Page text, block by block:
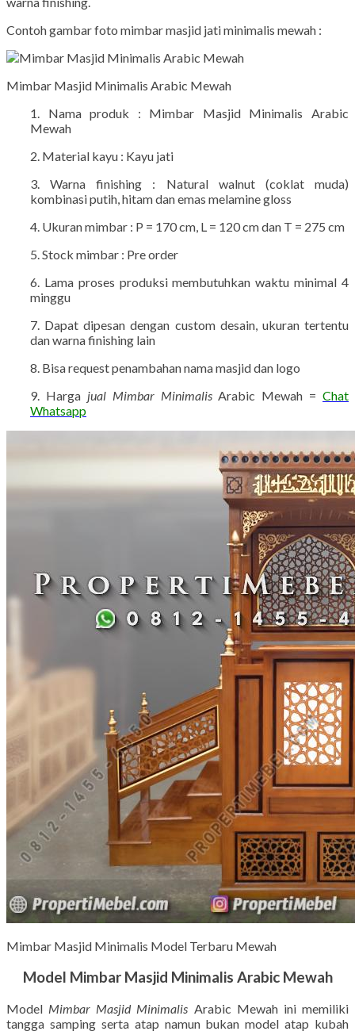
Contoh gambar foto mimbar masjid jati minimalis mewah :
Mimbar Masjid Minimalis Arabic Mewah
1. Nama produk : Mimbar Masjid Minimalis Arabic
Mewah
2. Material kayu : Kayu jati
3. Warna finishing : Natural walnut (coklat muda)
kombinasi putih, hitam dan emas melamine gloss
4. Ukuran mimbar : P = 170 cm, L = 120 cm dan T = 275 cm
5. Stock mimbar : Pre order
6. Lama proses produksi membutuhkan waktu minimal 4
minggu
7. Dapat dipesan dengan custom desain, ukuran tertentu
dan warna finishing lain
8. Bisa request penambahan nama masjid dan logo
9. Harga jual Mimbar MinimalisArabic Mewah = Chat
Whatsapp
Mimbar Masjid Minimalis Model Terbaru Mewah
Model Mimbar Masjid Minimalis Arabic Mewah
Model Mimbar Masjid Minimalis Arabic Mewah ini memiliki
tangga samping serta atap namun bukan model atap kubah